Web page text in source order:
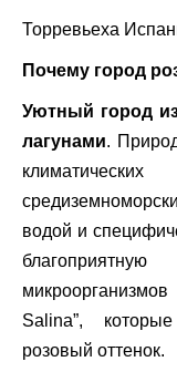
Торревьеха
Почему город
Уютный город
лагунами.
водой и
Salina”,
розовый оттенок.